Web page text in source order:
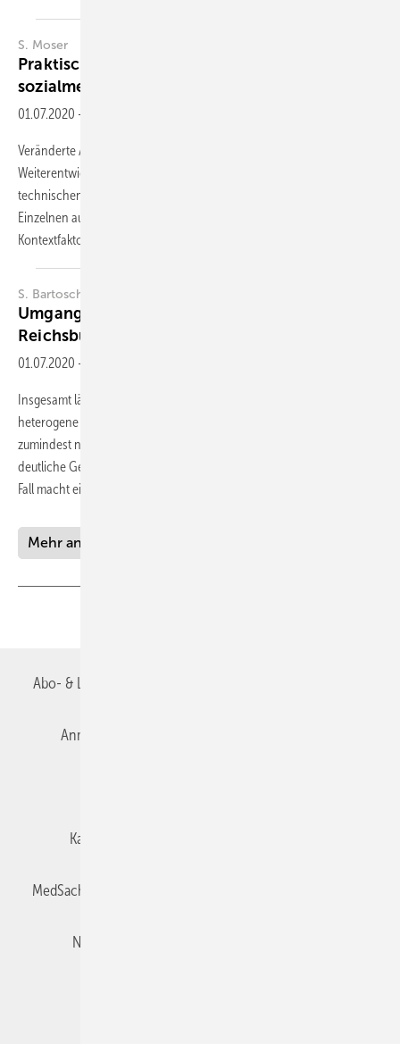
S. Moser
Praktische Leistungsbeurteilung aus
sozialmedizinischer
01.07.2020 -
Veränderte Arbeitswelt, demografische Entwicklung,
Weiterentwicklung von medizinischen Behandlungsmethoden und
technischen Hilfsmitteln wirken sich auf die Leistungsfähigkeit des
Einzelnen aus. Die spezifischen beruflichen und sozialen
Kontextfaktoren sind dabei zusätzlich
S. Bartoschek
Umgang mit schwierigen Patienten –
Reichsbürger
01.07.2020 -
Insgesamt lässt sich festhalten, dass die Reichsbürgerbewegung eine
heterogene Szene ist. Sie ist als politisch dem rechtsextremen Milieu
zumindest nahestehend zu verorten. Von Reichsbürgern kann eine
deutliche Gefährdung auch im Sinne von Gewalt ausgehen. In jedem
Fall machteine...
Mehr anzeigen
Abo- & Leserservice
Anmelden
Karriere bei Gentner
MedSach abonnieren
Newsletter